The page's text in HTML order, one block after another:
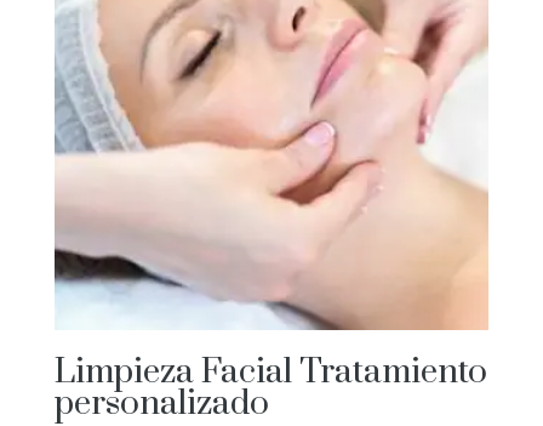
Limpieza Facial Tratamiento
personalizado